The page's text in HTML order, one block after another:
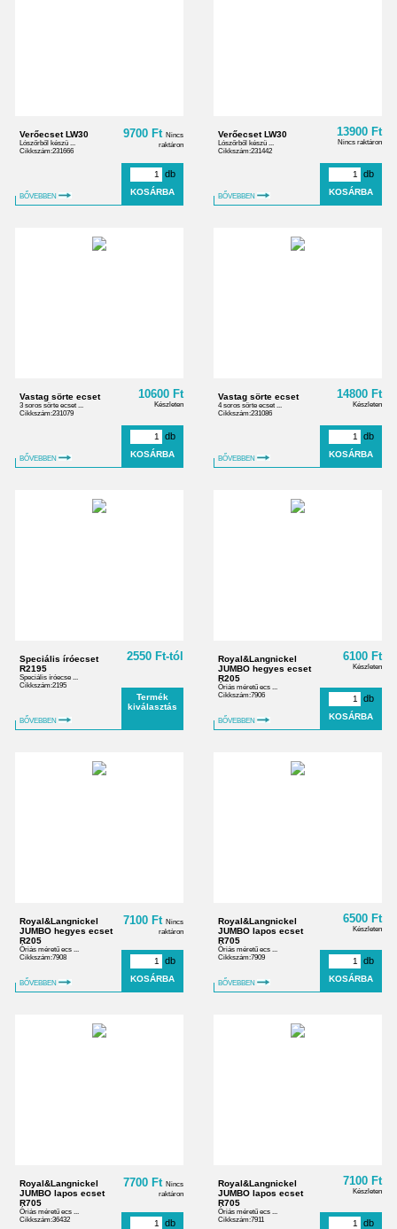
Verőecset LW30
Lószőrből készü ...
Cikkszám:231666
BŐVEBBEN
9700 Ft Nincs
raktáron
db
Verőecset LW30
Lószőrből készü ...
Cikkszám:231442
BŐVEBBEN
13900 Ft
Nincs raktáron
db
Vastag sörte ecset
3 soros sörte ecset ...
Cikkszám:231079
BŐVEBBEN
10600 Ft
Készleten
db
Vastag sörte ecset
4 soros sörte ecset ...
Cikkszám:231086
BŐVEBBEN
14800 Ft
Készleten
db
Speciális íróecset
R2195
Speciális íróecse ...
Cikkszám:2195
BŐVEBBEN
2550 Ft-tól
Termék
kiválasztás
Royal&Langnickel
JUMBO hegyes ecset
R205
Óriás méretű ecs ...
Cikkszám:7906
BŐVEBBEN
6100 Ft
Készleten
db
Royal&Langnickel
JUMBO hegyes ecset
R205
Óriás méretű ecs ...
Cikkszám:7908
BŐVEBBEN
7100 Ft Nincs
raktáron
db
Royal&Langnickel
JUMBO lapos ecset
R705
Óriás méretű ecs ...
Cikkszám:7909
BŐVEBBEN
6500 Ft
Készleten
db
Royal&Langnickel
JUMBO lapos ecset
R705
Óriás méretű ecs ...
Cikkszám:36432
7700 Ft Nincs
raktáron
db
Royal&Langnickel
JUMBO lapos ecset
R705
Óriás méretű ecs ...
Cikkszám:7911
7100 Ft
Készleten
db